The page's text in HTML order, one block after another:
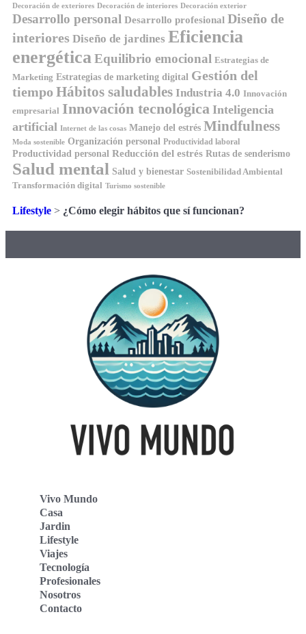
Decoración de exteriores Decoración de interiores Decoración exterior
Desarrollo personal Desarrollo profesional Diseño de
interiores Diseño de jardines Eficiencia
energéticaEquilibrio emocional Estrategias de
Marketing Estrategias de marketing digital Gestión del
tiempo Hábitos saludables Industria 4.0 Innovación
empresarial Innovación tecnológica Inteligencia
artificial Internet de las cosas Manejo del estrés Mindfulness
Moda sostenible Organización personal Productividad laboral
Productividad personal Reducción del estrés Rutas de senderismo
Salud mental Salud y bienestar Sostenibilidad Ambiental
Transformación digital
Turismo sostenible
Lifestyle > ¿Cómo elegir hábitos que sí funcionan?
Vivo Mundo
Casa
Jardin
Lifestyle
Viajes
Tecnología
Profesionales
Nosotros
Contacto